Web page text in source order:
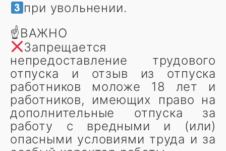
при увольнении.
☝️ВАЖНО
Запрещается
непредоставление трудового
отпуска и отзыв из отпуска
работников моложе 18 лет и
работников, имеющих право на
дополнительные отпуска за
работу с вредными и (или)
опасными условиями труда и за